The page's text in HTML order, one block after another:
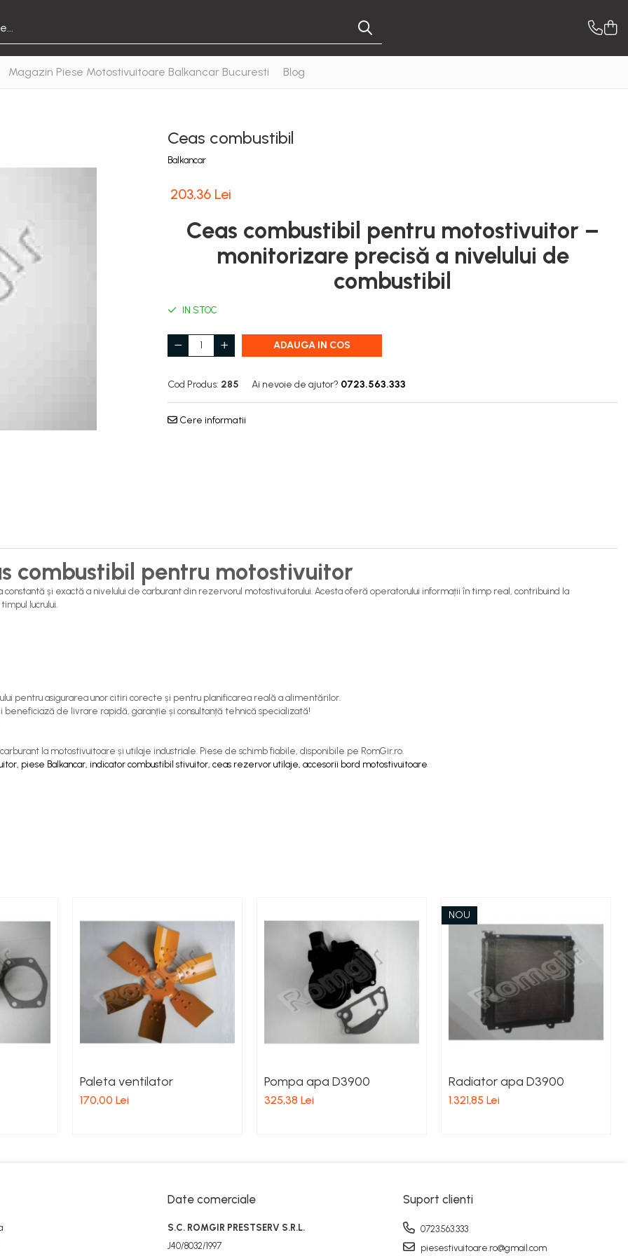
Magazin Piese Motostivuitoare Balkancar Bucuresti Blog
Ceas combustibil
Balkancar
203,36 Lei
Ceas combustibil pentru motostivuitor –
monitorizare precisă a nivelului de
combustibil
IN STOC
ADAUGA IN COS
Cod Produs: 285 Ai nevoie de ajutor? 0723.563.333
Cere informatii
combustibil pentru motostivuitor
și exactă a nivelului de carburant din rezervorul motostivuitorului. Acesta oferă operatorului informații în timp real, contribuind la
lucrului.
pentru asigurarea unor citiri corecte și pentru planificarea reală a alimentărilor.
beneficiază de livrare rapidă, garanție și consultanță tehnică specializată!
la motostivuitoare și utilaje industriale. Piese de schimb fiabile, disponibile pe RomGir.ro.
piese Balkancar, indicator combustibil stivuitor, ceas rezervor utilaje, accesorii bord motostivuitoare
Paleta ventilator
170,00 Lei
Pompa apa D3900
325,38 Lei
NOU
Radiator apa D3900
1.321,85 Lei
Date comerciale
S.C. ROMGIR PRESTSERV S.R.L.
J40/8032/1997
Suport clienti
0723.563.333
piesestivuitoare.ro@gmail.com